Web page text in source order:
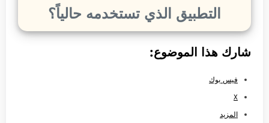
التطبيق الذي تستخدمه حالياً؟
شارك هذا الموضوع:
فيس بوك
X
المزيد